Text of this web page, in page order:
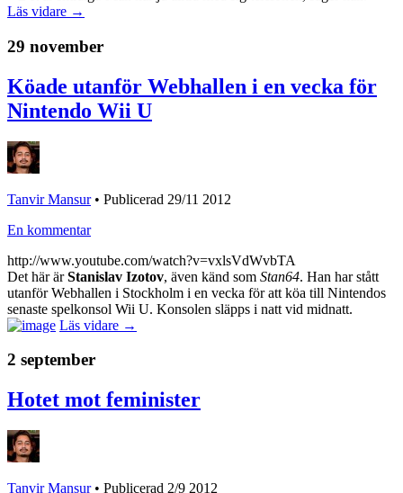
Läs vidare →
29 november
Köade utanför Webhallen i en vecka för
Nintendo Wii U
Tanvir Mansur• Publicerad 29/11 2012
En kommentar
http://www.youtube.com/watch?v=vxlsVdWvbTA
Det här ärStanislav Izotov, även känd som Stan64. Han har stått
utanför Webhallen i Stockholm i en vecka för att köa till Nintendos
senaste spelkonsol Wii U. Konsolen släpps i natt vid midnatt.
Läs vidare →
2 september
Hotet mot feminister
Tanvir Mansur• Publicerad 2/9 2012